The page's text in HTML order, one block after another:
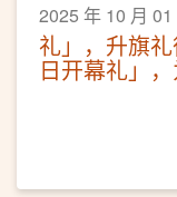
2025 年 10 月 01
礼」，升旗
日开幕礼」